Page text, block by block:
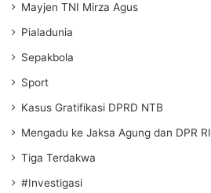
Mayjen TNI Mirza Agus
Pialadunia
Sepakbola
Sport
Kasus Gratifikasi DPRD NTB
Mengadu ke Jaksa Agung dan DPR RI
Tiga Terdakwa
#Investigasi